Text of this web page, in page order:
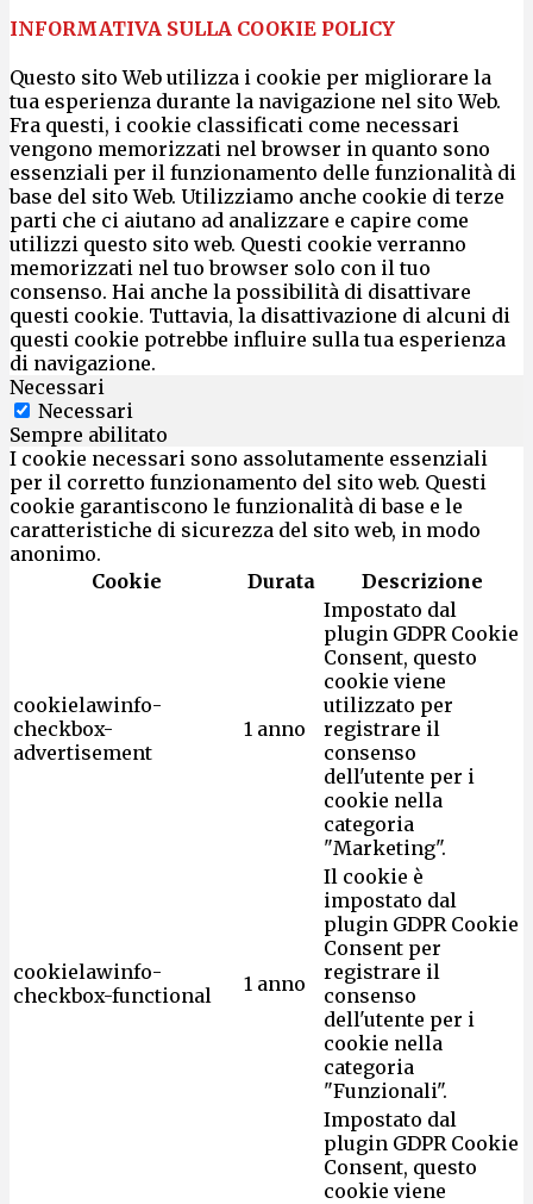
INFORMATIVA SULLA COOKIE POLICY
Questo sito Web utilizza i cookie per migliorare la
tua esperienza durante la navigazione nel sito Web.
Fra questi, i cookie classificati come necessari
vengono memorizzati nel browser in quanto sono
essenziali per il funzionamento delle funzionalità di
base del sito Web. Utilizziamo anche cookie di terze
parti che ci aiutano ad analizzare e capire come
utilizzi questo sito web. Questi cookie verranno
memorizzati nel tuo browser solo con il tuo
consenso. Hai anche la possibilità di disattivare
questi cookie. Tuttavia, la disattivazione di alcuni di
questi cookie potrebbe influire sulla tua esperienza
di navigazione.
Necessari
Necessari
Sempre abilitato
I cookie necessari sono assolutamente essenziali
per il corretto funzionamento del sito web. Questi
cookie garantiscono le funzionalità di base e le
caratteristiche di sicurezza del sito web, in modo
anonimo.
Cookie
Durata Descrizione
cookielawinfo-
checkbox-
advertisement
1 anno
Impostato dal
plugin GDPR Cookie
Consent, questo
cookie viene
utilizzato per
registrare il
consenso
dell'utente per i
cookie nella
categoria
"Marketing".
cookielawinfo-
checkbox-functional
1 anno
Il cookie è
impostato dal
plugin GDPR Cookie
Consent per
registrare il
consenso
dell'utente per i
cookie nella
categoria
"Funzionali".
Impostato dal
plugin GDPR Cookie
Consent, questo
cookie viene